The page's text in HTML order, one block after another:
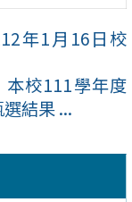
年1月16日校
本校111學年度
結果 ...